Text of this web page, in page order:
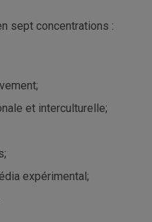
sept concentrations :
et interculturelle;
expérimental;